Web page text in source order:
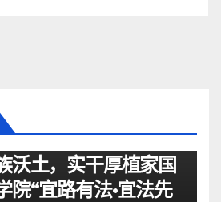
沃土，实干厚植家国
院“宜路有法•宜法先